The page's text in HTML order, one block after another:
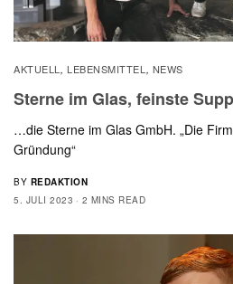
AKTUELL , LEBENSMITTEL , NEWS
Sterne im Glas, feinste
…die Sterne im Glas GmbH. „Die
Gründung“
BY REDAKTION
5. JULI 2023
2 MINS READ